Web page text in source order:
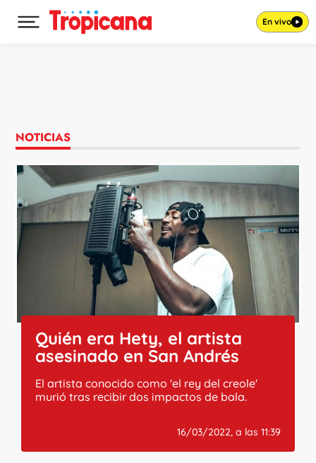
Desplegar menú principal En vivo
NOTICIAS
Quién era Hety, el artista
asesinado en San Andrés
El artista conocido como 'el rey del creole'
murió tras recibir dos impactos de bala.
16/03/2022, a las 11:39